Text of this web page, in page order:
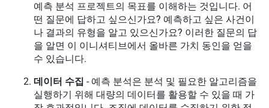
예측 분석 프로젝트의 목표를 이해하는 것입니다. 어
떤 질문에 답하고 싶으신가요? 예측하고 싶은 사건이
나 결과의 유형을 알고 있으신가요? 이러한 질문의 답
을 알면 이 이니셔티브에서 올바른 가치 동인을 얻을
수 있습니다.
데이터 수집 - 예측 분석은 분석 및 필요한 알고리즘을
실행하기 위해 대량의 데이터를 활용할 수 있을 때 가